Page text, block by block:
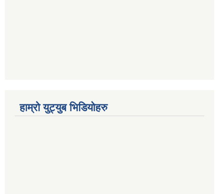
हाम्रो युट्युब भिडियोहरु